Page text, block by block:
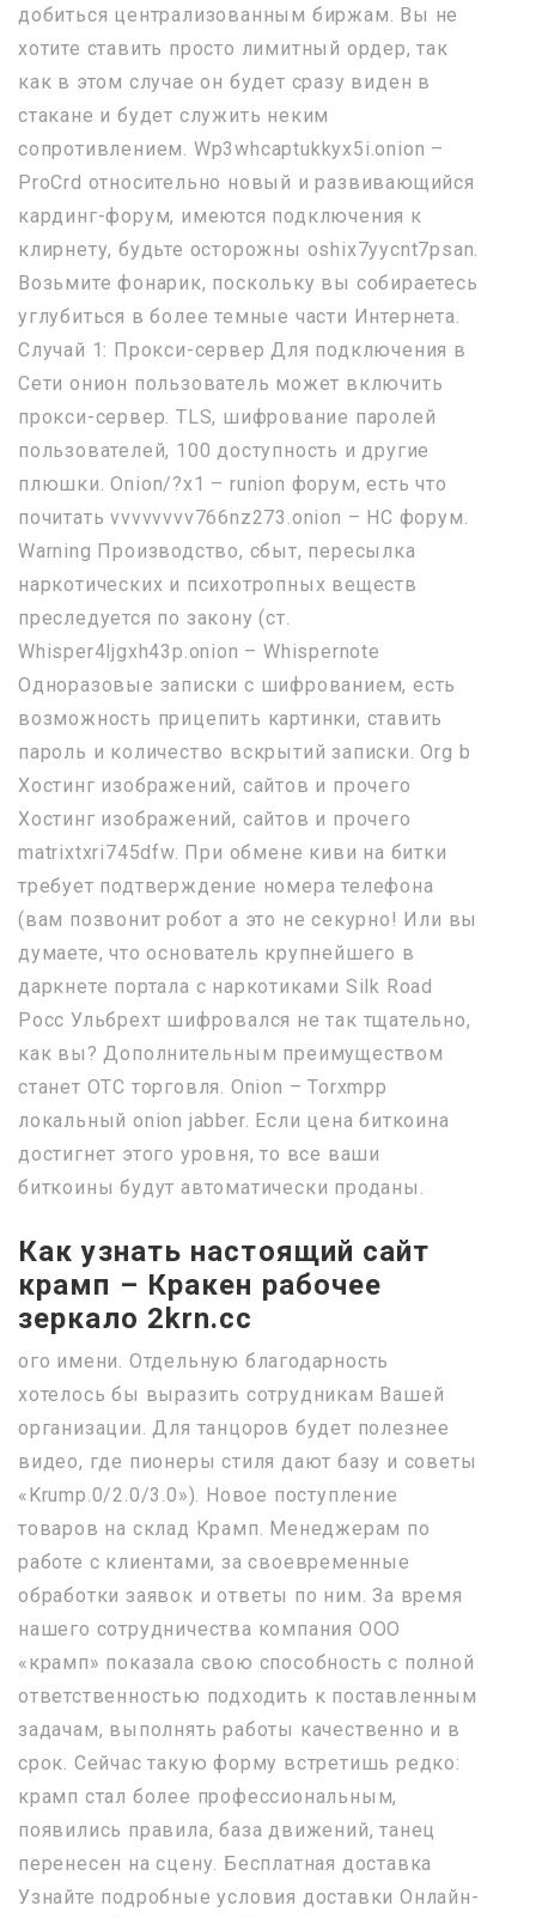
добиться централизованным биржам. Вы не
хотите ставить просто лимитный ордер, так
как в этом случае он будет сразу виден в
стакане и будет служить неким
сопротивлением. Wp3whcaptukkyx5i.onion –
ProCrd относительно новый и развивающийся
кардинг-форум, имеются подключения к
клирнету, будьте осторожны oshix7yycnt7psan.
Возьмите фонарик, поскольку вы собираетесь
углубиться в более темные части Интернета.
Случай 1: Прокси-сервер Для подключения в
Сети онион пользователь может включить
прокси-сервер. TLS, шифрование паролей
пользователей, 100 доступность и другие
плюшки. Onion/?x1 – runion форум, есть что
почитать vvvvvvvv766nz273.onion – НС форум.
Warning Производство, сбыт, пересылка
наркотических и психотропных веществ
преследуется по закону (ст.
Whisper4ljgxh43p.onion – Whispernote
Одноразовые записки с шифрованием, есть
возможность прицепить картинки, ставить
пароль и количество вскрытий записки. Org b
Хостинг изображений, сайтов и прочего
Хостинг изображений, сайтов и прочего
matrixtxri745dfw. При обмене киви на битки
требует подтверждение номера телефона
(вам позвонит робот а это не секурно! Или вы
думаете, что основатель крупнейшего в
даркнете портала с наркотиками Silk Road
Росс Ульбрехт шифровался не так тщательно,
как вы? Дополнительным преимуществом
станет OTC торговля. Onion – Torxmpp
локальный onion jabber. Если цена биткоина
достигнет этого уровня, то все ваши
биткоины будут автоматически проданы.
Как узнать настоящий сайт
крамп – Кракен рабочее
зеркало 2krn.cc
ого имени. Отдельную благодарность
хотелось бы выразить сотрудникам Вашей
организации. Для танцоров будет полезнее
видео, где пионеры стиля дают базу и советы
«Krump.0/2.0/3.0»). Новое поступление
товаров на склад Крамп. Менеджерам по
работе с клиентами, за своевременные
обработки заявок и ответы по ним. За время
нашего сотрудничества компания ООО
«крамп» показала свою способность с полной
ответственностью подходить к поставленным
задачам, выполнять работы качественно и в
срок. Сейчас такую форму встретишь редко:
крамп стал более профессиональным,
появились правила, база движений, танец
перенесен на сцену. Бесплатная доставка
Узнайте подробные условия доставки Онлайн-